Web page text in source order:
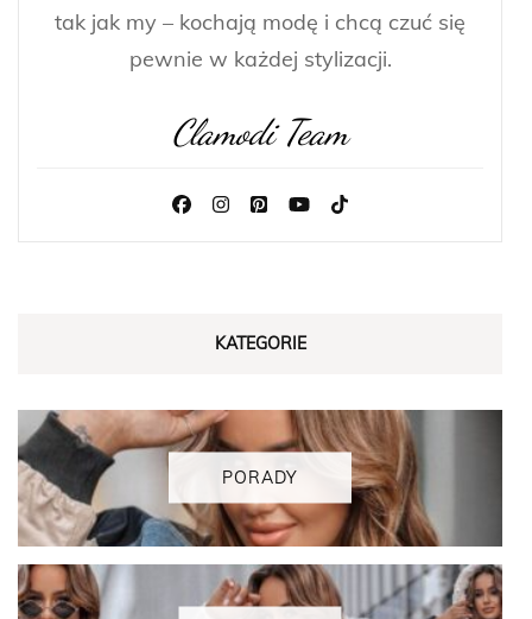
tak jak my – kochają modę i chcą czuć się
pewnie w każdej stylizacji.
Clamodi Team
KATEGORIE
PORADY